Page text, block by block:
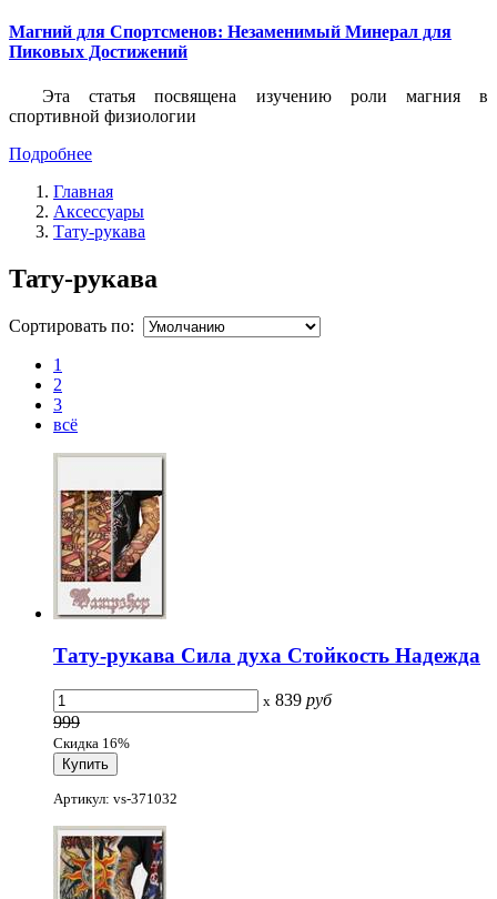
Магний для Спортсменов: Незаменимый Минерал для
Пиковых Достижений
Эта статья посвящена изучению роли магния в
спортивной физиологии
Подробнее
Главная
Аксессуары
Тату-рукава
Тату-рукава
Сортировать по:
1
2
3
всё
Тату-рукава Сила духа Стойкость Надежда
x 839 руб
999
Скидка 16%
Артикул: vs-371032